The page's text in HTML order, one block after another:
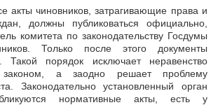
акты чиновников, затрагивающие права и
должны публиковаться официально,
комитета по законодательству Госдумы
Только после этого документы
Такой порядок исключает неравенство
а заодно решает проблему
Законодательно установленный орган
нормативные акты, есть у